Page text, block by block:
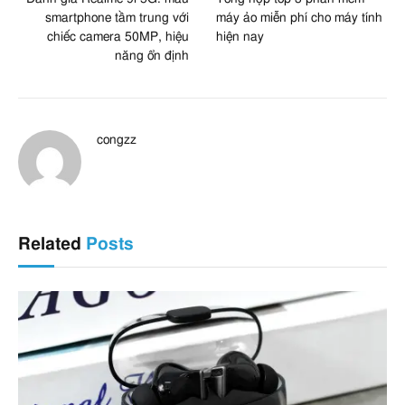
smartphone tầm trung với
chiếc camera 50MP, hiệu
năng ổn định
máy ảo miễn phí cho máy tính
hiện nay
congzz
Related Posts